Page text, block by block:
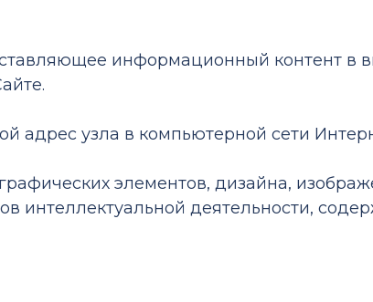
информационный контент в
адрес узла в компьютерной сети
графических элементов, дизайна,
интеллектуальной деятельности,